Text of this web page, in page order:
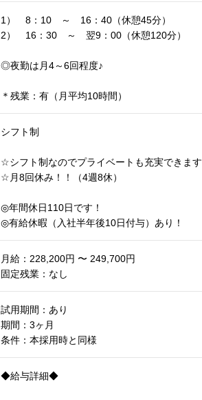
1） 8：10 ～ 16：40（休憩45分）
2） 16：30 ～ 翌9：00（休憩120分）
◎夜勤は月4～6回程度♪
＊残業：有（月平均10時間）
シフト制
☆シフト制なのでプライベートも充実できます
☆月8回休み！！（4週8休）
◎年間休日110日です！
◎有給休暇（入社半年後10日付与）あり！
月給：228,200円 〜 249,700円
固定残業：なし
試用期間：あり
期間：3ヶ月
条件：本採用時と同様
◆給与詳細◆